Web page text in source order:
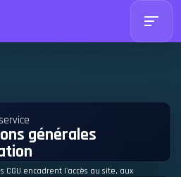
générales
CGU encadrent l'accès au site, aux